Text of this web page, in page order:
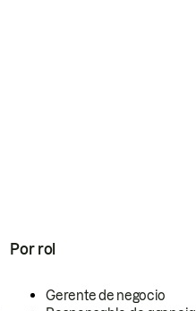
Por rol
Gerente de negocio